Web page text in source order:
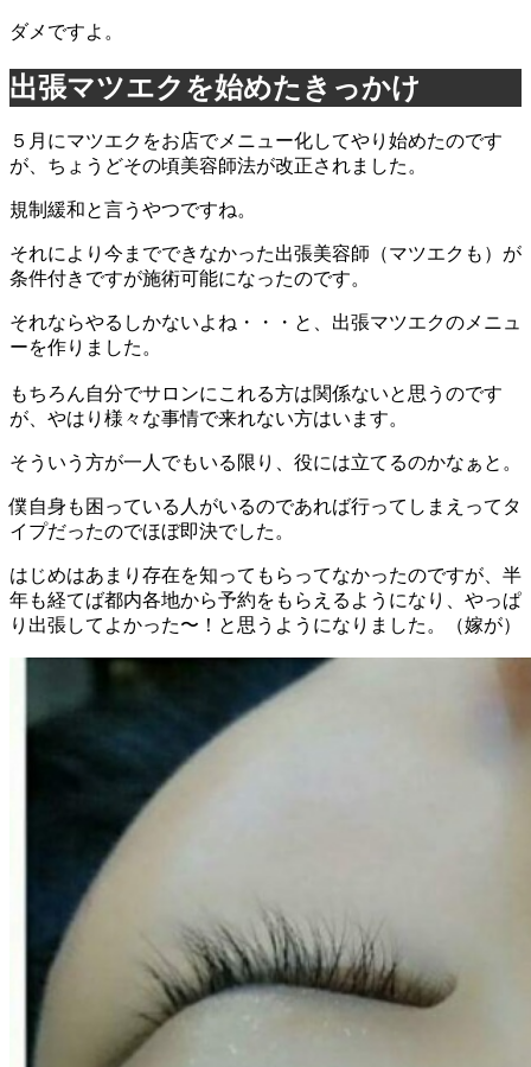
ダメですよ。
出張マツエクを始めたきっかけ
５月にマツエクをお店でメニュー化してやり始めたのです
が、ちょうどその頃美容師法が改正されました。
規制緩和と言うやつですね。
それにより今までできなかった出張美容師（マツエクも）が
条件付きですが施術可能になったのです。
それならやるしかないよね・・・と、出張マツエクのメニュ
ーを作りました。
もちろん自分でサロンにこれる方は関係ないと思うのです
が、やはり様々な事情で来れない方はいます。
そういう方が一人でもいる限り、役には立てるのかなぁと。
僕自身も困っている人がいるのであれば行ってしまえってタ
イプだったのでほぼ即決でした。
はじめはあまり存在を知ってもらってなかったのですが、半
年も経てば都内各地から予約をもらえるようになり、やっぱ
り出張してよかった〜！と思うようになりました。（嫁が）